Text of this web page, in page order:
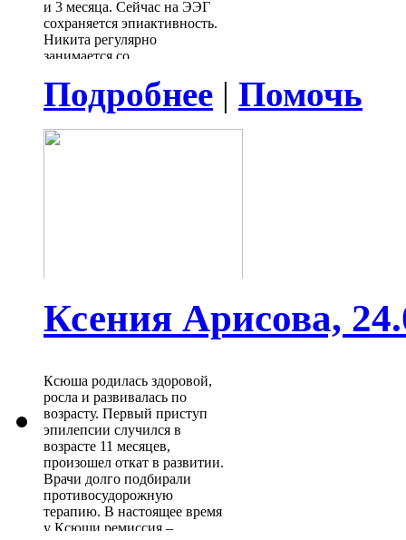
и 3 месяца. Сейчас на ЭЭГ
сохраняется эпиактивность.
Никита регулярно
занимается со
реабилитации.Для
коррекции
мальчику нужно пройти
Подробнее | Помочь
Ксения Арисова,
Ксюша родилась здоровой,
росла и развивалась по
возрасту. Первый приступ
эпилепсии случился в
возрасте 11 месяцев,
произошел откат в развитии.
Врачи долго подбирали
противосудорожную
терапию. В настоящее время
у Ксюши ремиссия –